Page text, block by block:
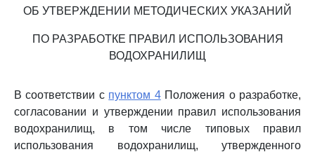
ОБ УТВЕРЖДЕНИИ МЕТОДИЧЕСКИХ УКАЗАНИЙ
ПО РАЗРАБОТКЕ ПРАВИЛ ИСПОЛЬЗОВАНИЯ
ВОДОХРАНИЛИЩ
В соответствии с пунктом 4Положения о разработке,
согласовании и утверждении правил использования
водохранилищ, в том числе типовых правил
использования водохранилищ, утвержденного